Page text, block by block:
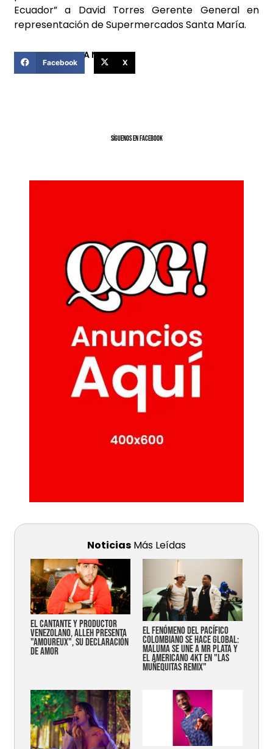
Ecuador” a David Torres Gerente General en
representación de Supermercados Santa María.
COMPARTIR ESTA NOTICIA
Facebook X
SíGUENOS EN FACEBOOK
Noticias Más Leídas
EL CANTANTE Y PRODUCTOR
VENEZOLANO, ALLEH PRESENTA
"AMOUREUX", SU DECLARACIÓN
DE AMOR
EL FENÓMENO DEL PACÍFICO
COLOMBIANO SE HACE GLOBAL:
MALUMA SE UNE A MR PLATA Y
EL AMERICANO 4KT EN "LAS
MUÑEQUITAS REMIX"